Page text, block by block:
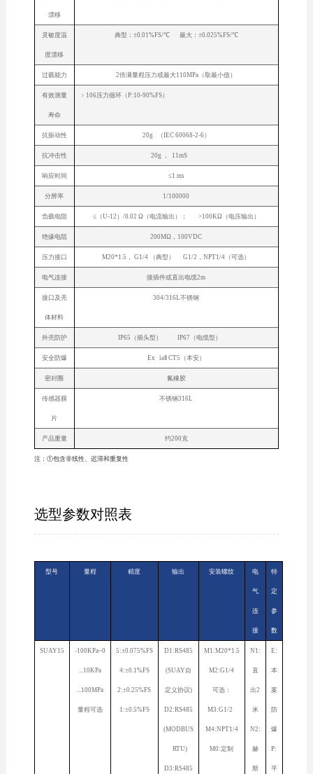
漂移
灵敏度温
度漂移
典型：±0.01%FS/℃ 最大：±0.025%FS/℃
过载能力 2倍满量程压力或最大110MPa（取最小值）
有效测量
寿命
﹥106压力循环（P:10-90%FS）
抗振动性 20g （IEC 60068-2-6）
抗冲击性 20g ， 11mS
响应时间 ≤1 ms
分辨率 1/100000
负载电阻 ≤（U-12）/0.02 Ω（电流输出）； >100KΩ（电压输出）
绝缘电阻 200MΩ，100VDC
压力接口 M20*1.5， G1/4 （典型） G1/2，NPT1/4（可选）
电气连接 接插件或直出电缆2m
接口及壳
体材料
304/316L不锈钢
外壳防护 IP65（插头型） IP67（电缆型）
安全防爆 Ex iaⅡ CT5（本安）
密封圈 氟橡胶
传感器膜
片
不锈钢316L
产品重量 约200克
注：①包含非线性、迟滞和重复性
选型参数对照表
型号 量程 精度 输出 安装螺纹 电
气
连
接
特
定
参
数
SUAY15 -100KPa~0
...10KPa
...100MPa
量程可选
5:±0.075%FS
4:±0.1%FS
2:±0.25%FS
1:±0.5%FS
D1:RS485
(SUAY自
定义协议)
D2:RS485
(MODBUS
RTU)
D3:RS485
M1:M20*1.5
M2:G1/4
可选：
M3:G1/2
M4:NPT1/4
M0:定制
N1:
直
出2
米
N2:
赫
斯
E:
本
案
防
爆
P:
平